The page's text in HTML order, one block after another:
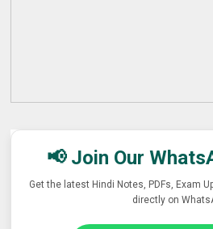
📢 Join Our
Get the latest Hindi Notes, PDFs, Exam
directly on